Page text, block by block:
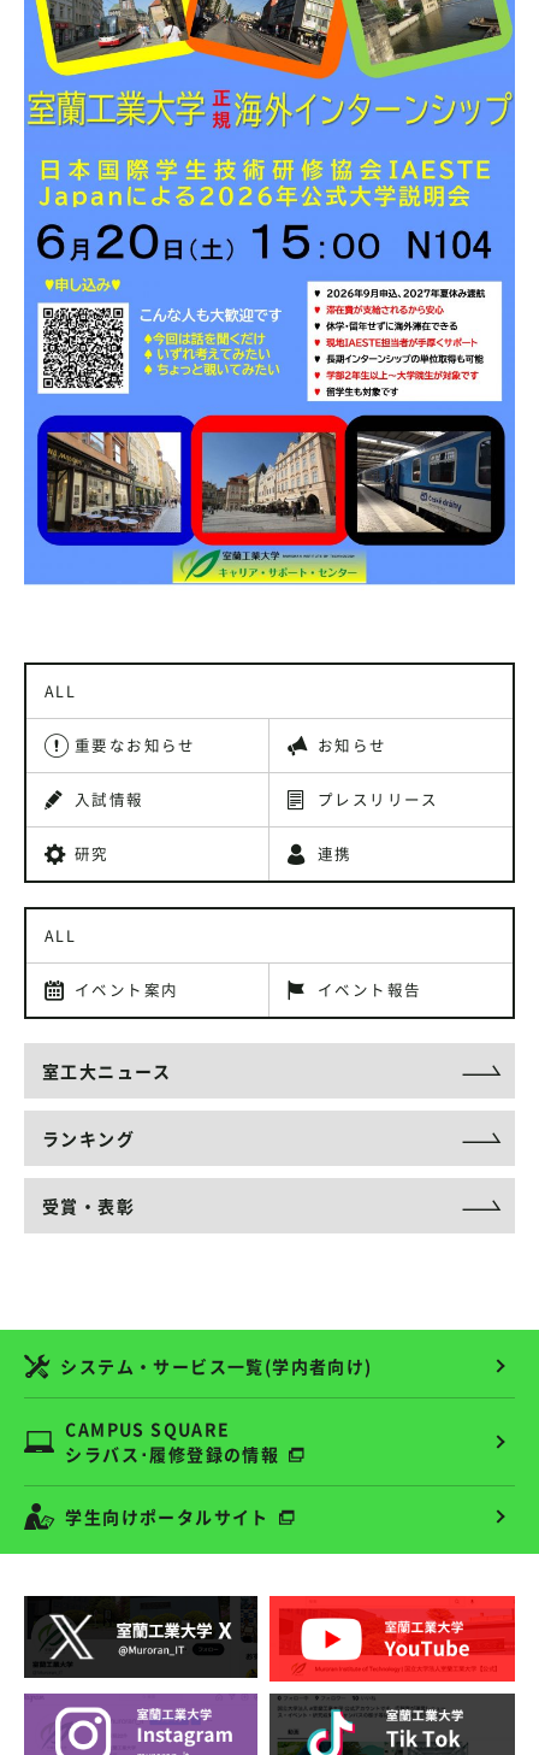
ALL
重要なお知らせ お知らせ
入試情報 プレスリリース
研究 連携
ALL
イベント案内 イベント報告
室工大ニュース
ランキング
受賞・表彰
システム・サービス一覧(学内者向け)
CAMPUS SQUARE
シラバス･履修登録の情報
学生向けポータルサイト